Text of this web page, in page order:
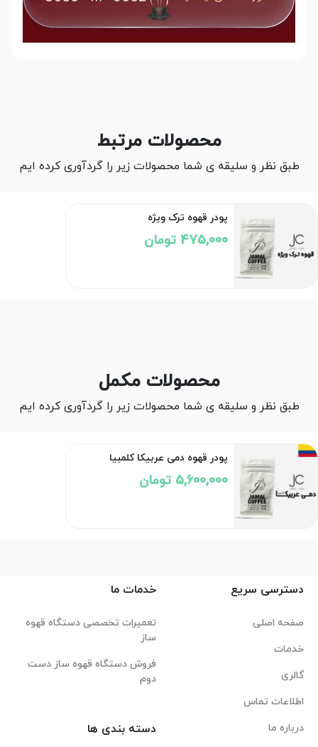
محصولات مرتبط
طبق نظر و سلیقه ی شما محصولات زیر را گردآوری کرده ایم
پودر قهوه ترک ویژه
475,000 تومان
محصولات مکمل
طبق نظر و سلیقه ی شما محصولات زیر را گردآوری کرده ایم
پودر قهوه دمی عربیکا کلمبیا
5,600,000 تومان
دسترسی سریع
صفحه اصلی
خدمات
گالری
اطلاعات تماس
درباره ما
خدمات ما
تعمیرات تخصصی دستگاه قهوه
ساز
فروش دستگاه قهوه ساز دست
دوم
دسته بندی ها